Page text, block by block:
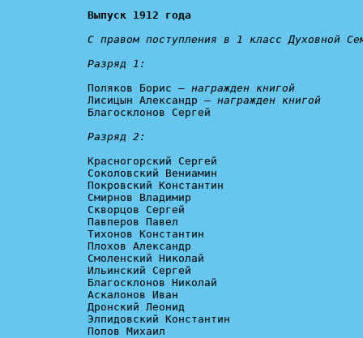
Выпуск 1912 года
С правом поступления в 1 класс Духовной
Разряд 1:
Поляков Борис – награжден книгой
Лисицын Александр – награжден книгой
Благосклонов Сергей
Разряд 2:
Красногорский Сергей
Соколовский Вениамин
Покровский Константин
Смирнов Владимир
Скворцов Сергей
Павперов Павел
Тихонов Константин
Плохов Александр
Смоленский Николай
Ильинский Сергей
Благосклонов Николай
Аскалонов Иван
Дронский Леонид
Элпидовский Константин
Попов Михаил